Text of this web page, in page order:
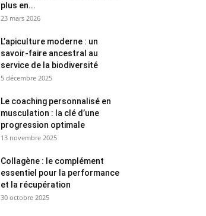
plus en...
23 mars 2026
L’apiculture moderne : un
savoir-faire ancestral au
service de la biodiversité
5 décembre 2025
Le coaching personnalisé en
musculation : la clé d’une
progression optimale
13 novembre 2025
Collagène : le complément
essentiel pour la performance
et la récupération
30 octobre 2025